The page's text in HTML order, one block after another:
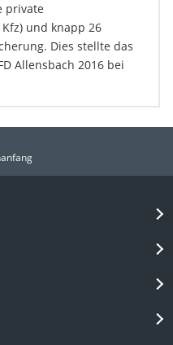
private
und knapp 26
Dies stellte das
Allensbach 2016 bei